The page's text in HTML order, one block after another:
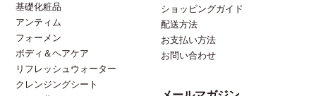
基礎化粧品
アンティム
フォーメン
ボディ＆ヘアケア
リフレッシュウォーター
クレンジングシート
ショッピングガイド
配送方法
お支払い方法
お問い合わせ